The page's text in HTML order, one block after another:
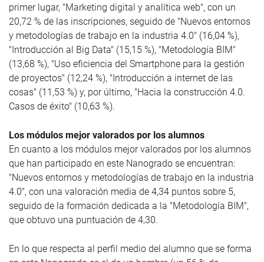
primer lugar, "Marketing digital y analítica web", con un
20,72 % de las inscripciones, seguido de "Nuevos entornos
y metodologías de trabajo en la industria 4.0" (16,04 %),
"Introducción al Big Data" (15,15 %), "Metodología BIM"
(13,68 %), "Uso eficiencia del Smartphone para la gestión
de proyectos" (12,24 %), "Introducción a internet de las
cosas" (11,53 %) y, por último, "Hacia la construcción 4.0.
Casos de éxito" (10,63 %).
Los módulos mejor valorados por los alumnos
En cuanto a los módulos mejor valorados por los alumnos
que han participado en este Nanogrado se encuentran:
"Nuevos entornos y metodologías de trabajo en la industria
4.0", con una valoración media de 4,34 puntos sobre 5,
seguido de la formación dedicada a la "Metodología BIM",
que obtuvo una puntuación de 4,30.
En lo que respecta al perfil medio del alumno que se forma